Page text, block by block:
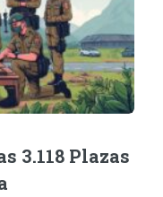
3.118 Plazas